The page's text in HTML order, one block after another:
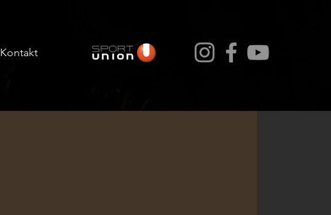
Kontakt